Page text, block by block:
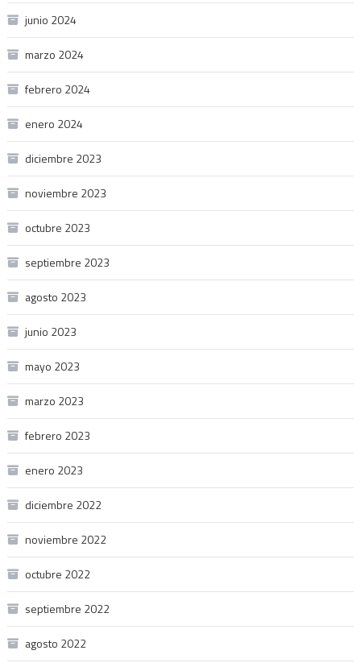
junio 2024
marzo 2024
febrero 2024
enero 2024
diciembre 2023
noviembre 2023
octubre 2023
septiembre 2023
agosto 2023
junio 2023
mayo 2023
marzo 2023
febrero 2023
enero 2023
diciembre 2022
noviembre 2022
octubre 2022
septiembre 2022
agosto 2022